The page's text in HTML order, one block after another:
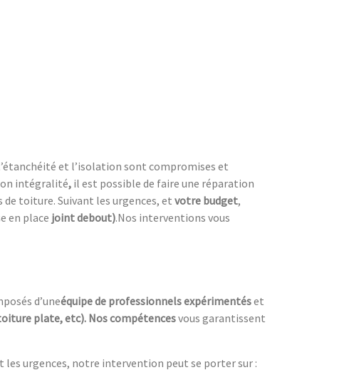
et l’isolation sont compromises et
intégralité, il est possible de faire une réparation
toiture. Suivant les urgences, et votre budget,
en place joint debout).Nos interventions vous
d’uneéquipe de professionnels expérimentéset
plate, etc). Nos compétencesvous garantissent
les urgences, notre intervention peut se porter sur :